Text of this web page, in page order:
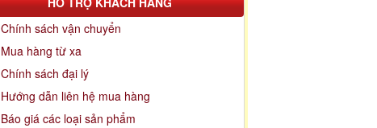
Chính sách vận chuyển
Mua hàng từ xa
Chính sách đại lý
Hướng dẫn liên hệ mua hàng
Báo giá các loại sản phẩm